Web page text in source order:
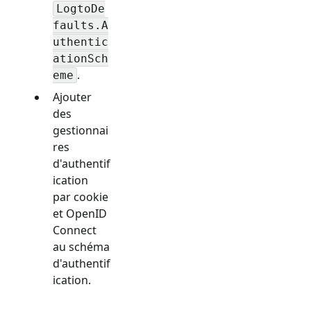
LogtoDe
faults.A
uthentic
ationSch
eme .
Ajouter
des
gestionnai
res
d'authentif
ication
par cookie
et OpenID
Connect
au schéma
d'authentif
ication.